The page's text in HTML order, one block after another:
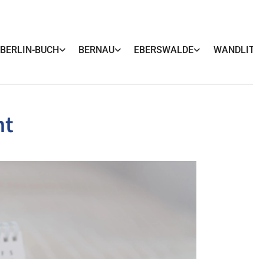
BERLIN-BUCH BERNAU EBERSWALDE